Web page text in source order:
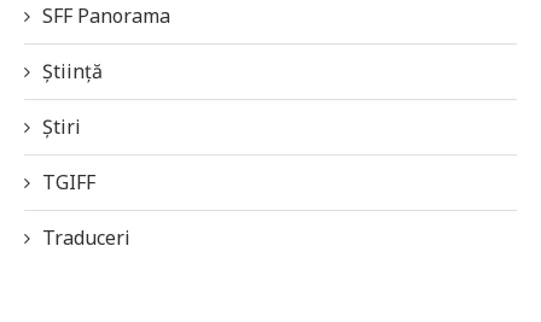
SFF Panorama
Știință
Știri
TGIFF
Traduceri